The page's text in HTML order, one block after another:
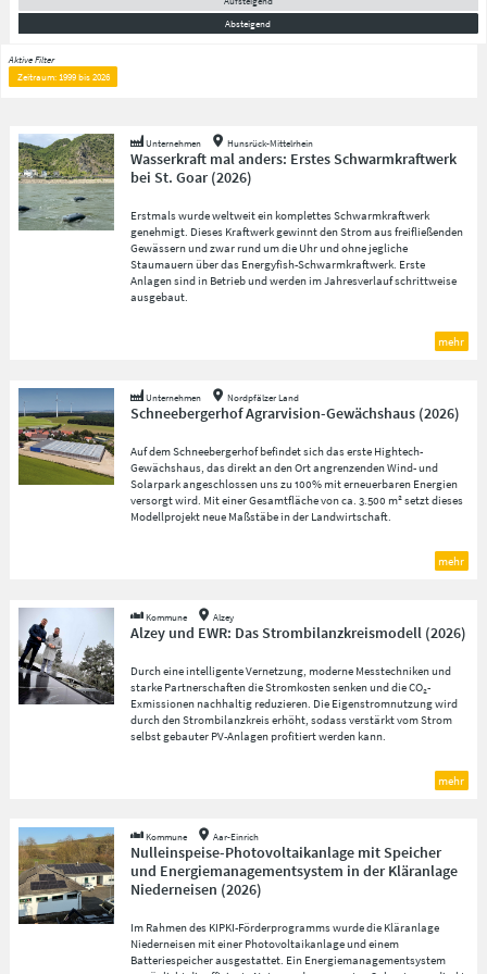
Absteigend
Aktive Filter
Zeitraum: 1999 bis 2026
Wasserkraft mal anders: Erstes Schwarmkraftwerk
bei St. Goar(2026)
Unternehmen Hunsrück-Mittelrhein
Erstmals wurde weltweit ein komplettes Schwarmkraftwerk
genehmigt. Dieses Kraftwerk gewinnt den Strom aus freifließenden
Gewässern und zwar rund um die Uhr und ohne jegliche
Staumauern über das Energyfish-Schwarmkraftwerk. Erste
Anlagen sind in Betrieb und werden im Jahresverlauf schrittweise
ausgebaut.
mehr
Schneebergerhof Agrarvision-Gewächshaus (2026)
Unternehmen Nordpfälzer Land
Auf dem Schneebergerhof befindet sich das erste Hightech-
Gewächshaus, das direkt an den Ort angrenzenden Wind- und
Solarpark angeschlossen uns zu 100% mit erneuerbaren Energien
versorgt wird. Mit einer Gesamtfläche von ca. 3.500 m² setzt dieses
Modellprojekt neue Maßstäbe in der Landwirtschaft.
mehr
Alzey und EWR: Das Strombilanzkreismodell (2026)
Kommune Alzey
Durch eine intelligente Vernetzung, moderne Messtechniken und
starke Partnerschaften die Stromkosten senken und die CO₂-
Exmissionen nachhaltig reduzieren. Die Eigenstromnutzung wird
durch den Strombilanzkreis erhöht, sodass verstärkt vom Strom
selbst gebauter PV-Anlagen profitiert werden kann.
mehr
Nulleinspeise-Photovoltaikanlage mit Speicher
und Energiemanagementsystem in der Kläranlage
Niederneisen (2026)
Kommune Aar-Einrich
Im Rahmen des KIPKI-Förderprogramms wurde die Kläranlage
Niederneisen mit einer Photovoltaikanlage und einem
Batteriespeicher ausgestattet. Ein Energiemanagementsystem